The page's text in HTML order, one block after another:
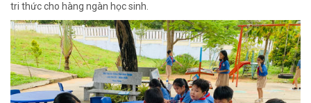
tri thức cho hàng ngàn học sinh.